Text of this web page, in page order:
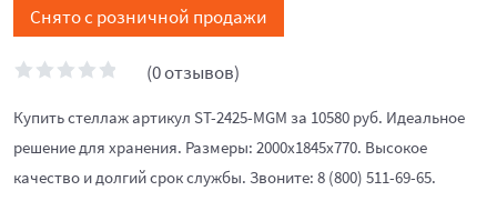
Снято с розничной продажи
(0 отзывов)
Купить стеллаж артикул ST-2425-MGM за 10580 руб. Идеальное
решение для хранения. Размеры: 2000х1845х770. Высокое
качество и долгий срок службы. Звоните: 8 (800) 511-69-65.